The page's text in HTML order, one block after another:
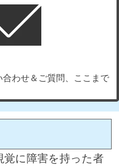
合わせ＆ご質問、ここまで
に障害を持った者